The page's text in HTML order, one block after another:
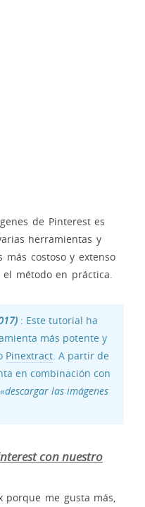
de Pinterest es
herramientas y
más costoso y extenso
método en práctica.
: Este tutorial ha
más potente y
Pinextract. A partir de
en combinación con
«descargar las imágenes
con nuestro
porque me gusta más,